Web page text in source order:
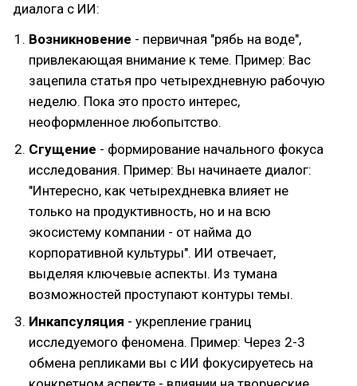
диалога с ИИ:
Возникновение - первичная "рябь на воде",
привлекающая внимание к теме. Пример: Вас
зацепила статья про четырехдневную рабочую
неделю. Пока это просто интерес,
неоформленное любопытство.
Сгущение - формирование начального фокуса
исследования. Пример: Вы начинаете диалог:
"Интересно, как четырехдневка влияет не
только на продуктивность, но и на всю
экосистему компании - от найма до
корпоративной культуры". ИИ отвечает,
выделяя ключевые аспекты. Из тумана
возможностей проступают контуры темы.
Инкапсуляция - укрепление границ
исследуемого феномена. Пример: Через 2-3
обмена репликами вы с ИИ фокусируетесь на